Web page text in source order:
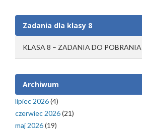
Zadania dla klasy 8
KLASA 8 – ZADANIA DO POBRANIA
Archiwum
lipiec 2026(4)
czerwiec 2026(21)
maj 2026(19)